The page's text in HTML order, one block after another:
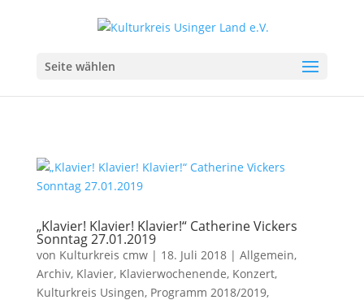
Seite wählen
„Klavier! Klavier! Klavier!“ Catherine Vickers
Sonntag 27.01.2019
von Kulturkreis cmw| 18. Juli 2018| Allgemein,
Archiv, Klavier, Klavierwochenende, Konzert,
Kulturkreis Usingen, Programm 2018/2019,